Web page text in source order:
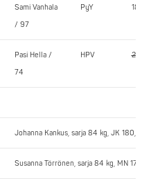
Sami Vanhala
/ 97
PyY 182,5
Pasi Hella /
74
HPV 245,0
Johanna Kankus, sarja 84 kg, JK 180,5
Susanna Törrönen, sarja 84 kg, MN